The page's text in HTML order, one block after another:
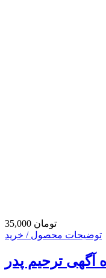
35,000 تومان
توضیحات محصول / خرید